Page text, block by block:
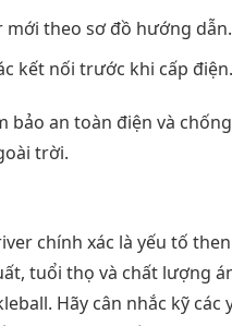
mới theo sơ đồ hướng dẫn.
kết nối trước khi cấp điện.
bảo an toàn điện và
trời.
chính xác là yếu tố
tuổi thọ và chất lượng
Hãy cân nhắc kỹ các